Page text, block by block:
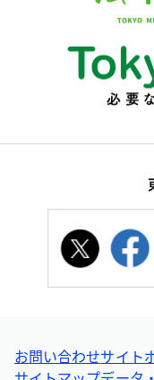
お問い合わせサイト